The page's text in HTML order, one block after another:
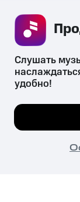
психотропных
их незаконный
© 2026 ООО
Все права
Мы
Слушать
удобно!